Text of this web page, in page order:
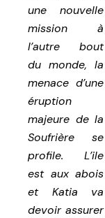
une nouvelle
mission à
l’autre bout
du monde, la
menace d’une
éruption
majeure de la
Soufrière se
profile. L’ile
est aux abois
et Katia va
devoir assurer